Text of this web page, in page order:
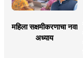
महिला सक्षमीकरणाचा नवा
अध्याय